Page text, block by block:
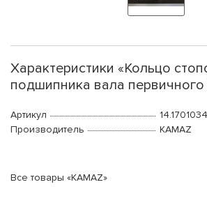
Характеристики «Кольцо
подшипника вала
Артикул
14.1701034
Производитель
KAMAZ
Все товары «KAMAZ»